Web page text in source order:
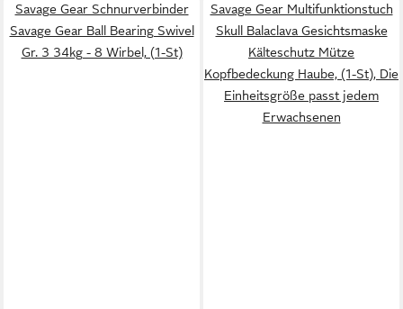
Savage Gear Schnurverbinder
Savage Gear Ball Bearing Swivel
Gr. 3 34kg - 8 Wirbel, (1-St)
Savage Gear Multifunktionstuch
Skull Balaclava Gesichtsmaske
Kälteschutz Mütze
Kopfbedeckung Haube, (1-St), Die
Einheitsgröße passt jedem
Erwachsenen